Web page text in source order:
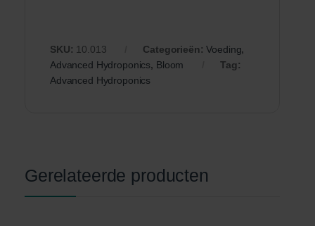
SKU: 10.013 Categorieën:Voeding,
Advanced Hydroponics, Bloom
Tag:
Advanced Hydroponics
Gerelateerde producten